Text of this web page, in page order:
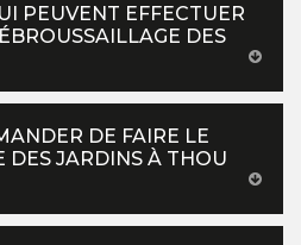
PEUVENT EFFECTUER
DES
DE FAIRE LE
DES JARDINS À THOU